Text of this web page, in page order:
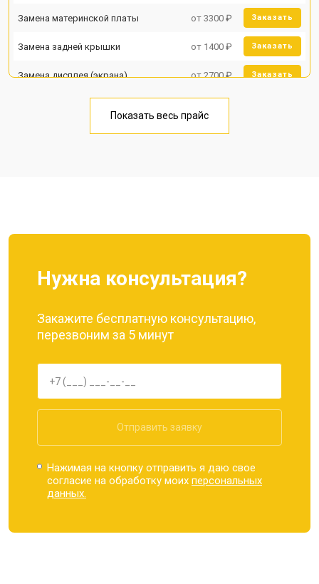
Замена материнской платы от 3300 ₽ Заказать
Замена задней крышки от 1400 ₽ Заказать
Замена дисплея (экрана) от 2700 ₽ Заказать
Замена кнопки включения от 1750 ₽
Показать весь прайс
Нужна консультация?
Закажите бесплатную консультацию,
перезвоним за 5 минут
Отправить заявку
Нажимая на кнопку отправить я даю свое
согласие на обработку моихперсональных
данных.